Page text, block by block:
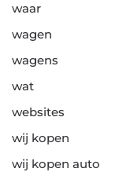
waar
wagen
wagens
wat
websites
wij kopen
wij kopen auto